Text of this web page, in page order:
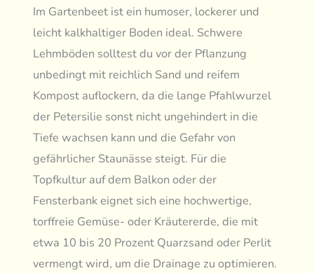
Im Gartenbeet ist ein humoser, lockerer und
leicht kalkhaltiger Boden ideal. Schwere
Lehmböden solltest du vor der Pflanzung
unbedingt mit reichlich Sand und reifem
Kompost auflockern, da die lange Pfahlwurzel
der Petersilie sonst nicht ungehindert in die
Tiefe wachsen kann und die Gefahr von
gefährlicher Staunässe steigt. Für die
Topfkultur auf dem Balkon oder der
Fensterbank eignet sich eine hochwertige,
torffreie Gemüse- oder Kräutererde, die mit
etwa 10 bis 20 Prozent Quarzsand oder Perlit
vermengt wird, um die Drainage zu optimieren.